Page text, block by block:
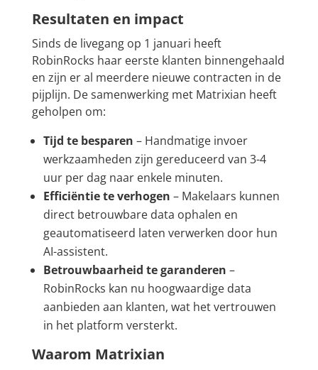
Resultaten en impact
Sinds de livegang op 1 januari heeft
RobinRocks haar eerste klanten binnengehaald
en zijn er al meerdere nieuwe contracten in de
pijplijn. De samenwerking met Matrixian heeft
geholpen om:
Tijd te besparen – Handmatige invoer
werkzaamheden zijn gereduceerd van 3-4
uur per dag naar enkele minuten.
Efficiëntie te verhogen – Makelaars kunnen
direct betrouwbare data ophalen en
geautomatiseerd laten verwerken door hun
AI-assistent.
Betrouwbaarheid te garanderen –
RobinRocks kan nu hoogwaardige data
aanbieden aan klanten, wat het vertrouwen
in het platform versterkt.
Waarom Matrixian